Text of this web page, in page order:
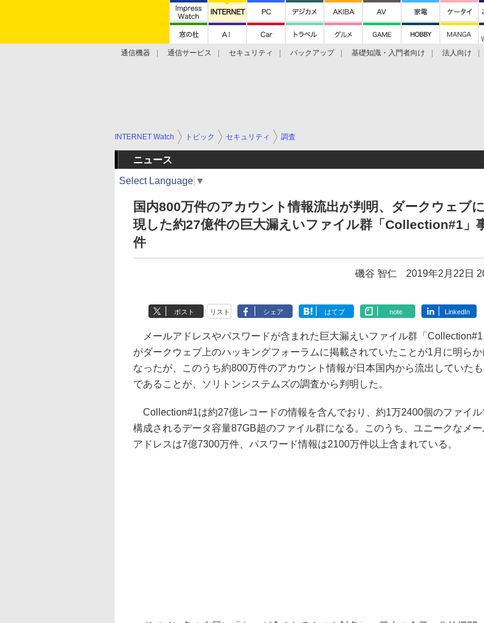
通信機器 通信サービス セキュリティ バックアップ 基礎知識・入門者向け 法人向け
INTERNET Watch トピック セキュリティ 調査
ニュース
Select Language ▼
国内800万件のアカウント情報流出が判明、ダークウェブ
現した約27億件の巨大漏えいファイル群「Collection#1」
件
磯谷 智仁 2019年2月22日
ポスト リスト シェア はてブ note LinkedIn
メールアドレスやパスワードが含まれた巨大漏えいファイル群「Collection#1
がダークウェブ上のハッキングフォーラムに掲載されていたことが1月に明らか
なったが、このうち約800万件のアカウント情報が日本国内から流出していた
であることが、ソリトンシステムズの調査から判明した。
Collection#1は約27億レコードの情報を含んでおり、約1万2400個のファイル
構成されるデータ容量87GB超のファイル群になる。このうち、ユニークなメー
アドレスは7億7300万件、パスワード情報は2100万件以上含まれている。